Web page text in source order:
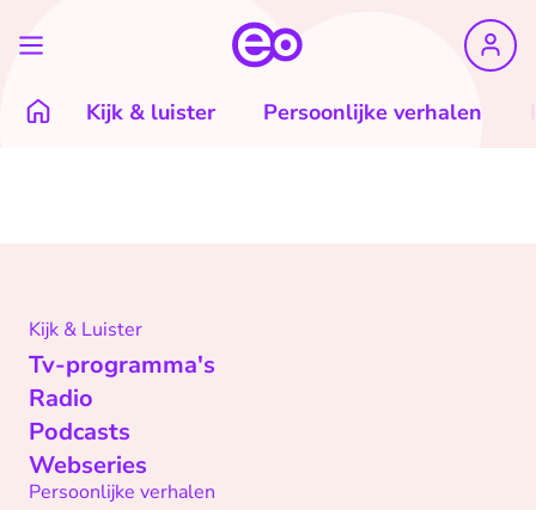
Kijk & luister Persoonlijke verhalen
Kijk & Luister
Tv-programma's
Radio
Podcasts
Webseries
Persoonlijke verhalen